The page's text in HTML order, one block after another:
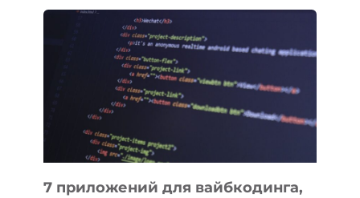
ПОЛЕЗНЫХ
ИНСТРУМЕНТОВ
ДЛЯ
РАБОТЫ
7 приложений для вайбкодинга,